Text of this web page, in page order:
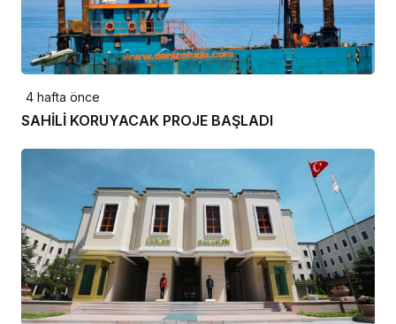
4 hafta önce
SAHİLİ KORUYACAK PROJE BAŞLADI